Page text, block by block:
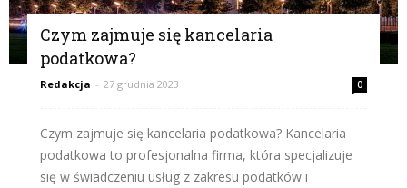
Czym zajmuje się kancelaria
podatkowa?
Redakcja - 27 grudnia 2023 0
Czym zajmuje się kancelaria podatkowa? Kancelaria
podatkowa to profesjonalna firma, która specjalizuje
się w świadczeniu usług z zakresu podatków i